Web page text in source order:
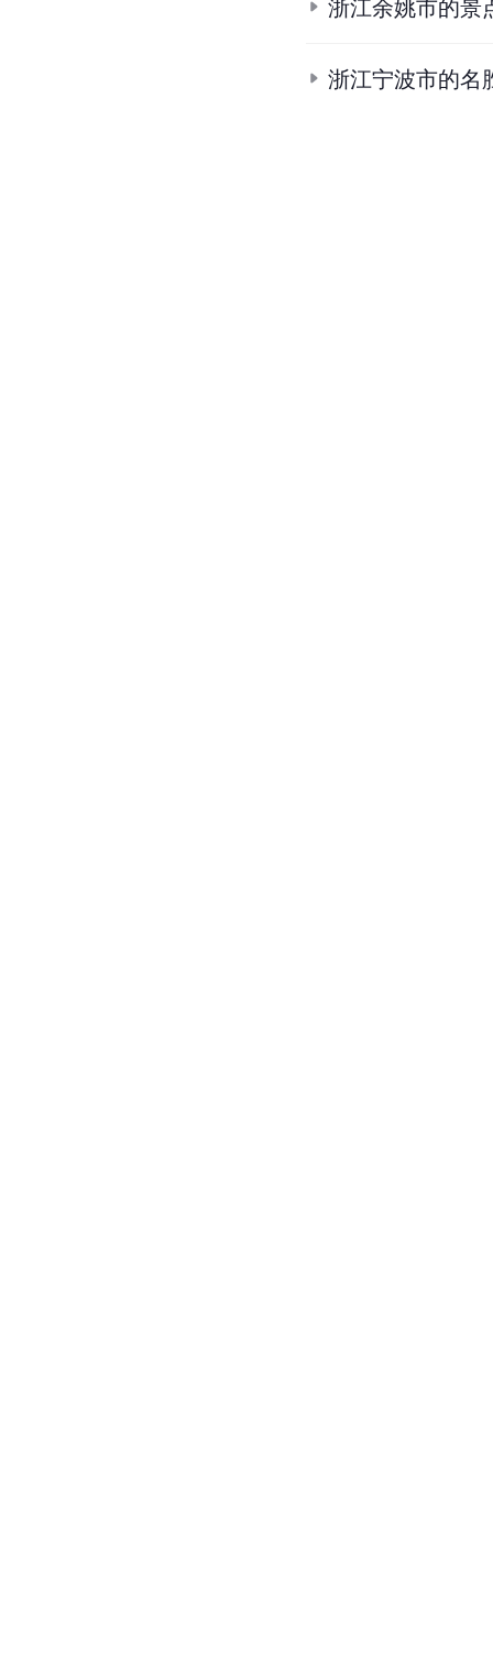
浙江余姚市的景
浙江宁波市的名